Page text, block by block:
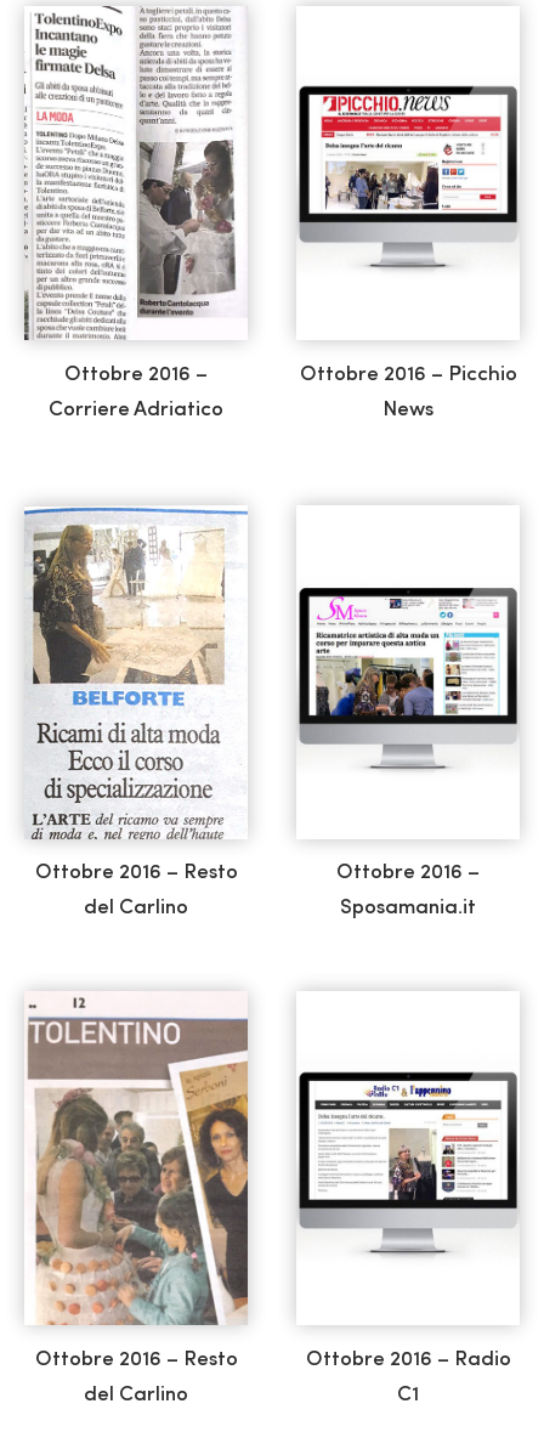
Ottobre 2016 –
Corriere Adriatico
Ottobre 2016 – Picchio
News
Ottobre 2016 – Resto
del Carlino
Ottobre 2016 –
Sposamania.it
Ottobre 2016 – Resto
del Carlino
Ottobre 2016 – Radio
C1